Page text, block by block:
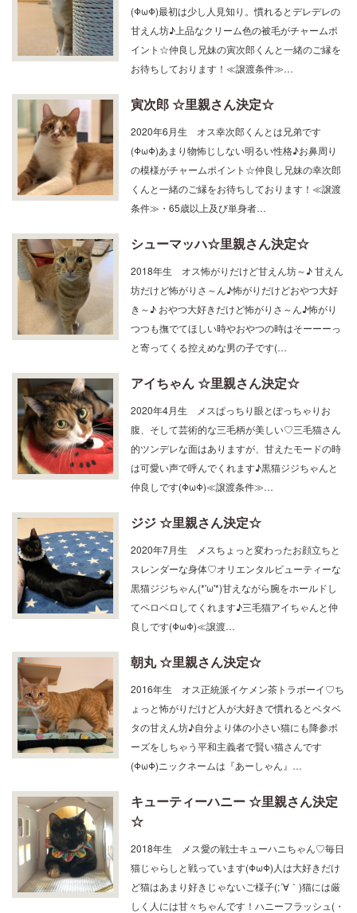
甘えん坊♪上品なクリーム色の被毛がチャームポ
イント☆仲良し兄妹の寅次郎くんと一緒のご縁を
お待ちしております！≪譲渡条件≫…
2020年6月生 オス幸次郎くんとは兄弟です
(ΦωΦ)あまり物怖じしない明るい性格♪お鼻周り
の模様がチャームポイント☆仲良し兄妹の幸次郎
くんと一緒のご縁をお待ちしております！≪譲渡
条件≫・65歳以上及び単身者…
2018年生 オス怖がりだけど甘えん坊～♪ 甘えん
坊だけど怖がりさ～ん♪怖がりだけどおやつ大好
き～♪ おやつ大好きだけど怖がりさ～ん♪怖がり
つつも撫でてほしい時やおやつの時はそーーーっ
と寄ってくる控えめな男の子です(…
2020年4月生 メスぱっちり眼とぽっちゃりお
腹、そして芸術的な三毛柄が美しい♡三毛猫さん
的ツンデレな面はありますが、甘えたモードの時
は可愛い声で呼んでくれます♪黒猫ジジちゃんと
仲良しです(ΦωΦ)≪譲渡条件≫…
2020年7月生 メスちょっと変わったお顔立ちと
スレンダーな身体♡オリエンタルビューティーな
黒猫ジジちゃん(*'ω'*)甘えながら腕をホールドし
てペロペロしてくれます♪三毛猫アイちゃんと仲
良しです(ΦωΦ)≪譲渡…
2016年生 オス正統派イケメン茶トラボーイ♡ち
ょっと怖がりだけど人が大好きで慣れるとベタベ
タの甘えん坊♪自分より体の小さい猫にも降参ポ
ーズをしちゃう平和主義者で賢い猫さんです
(ΦωΦ)ニックネームは『あーしゃん』…
☆
2018年生 メス愛の戦士キューハニちゃん♡毎日
猫じゃらしと戦っています(ΦωΦ)人は大好きだけ
ど猫はあまり好きじゃないご様子(;´∀｀)猫には厳
しく人には甘々ちゃんです！ハニーフラッシュ(・